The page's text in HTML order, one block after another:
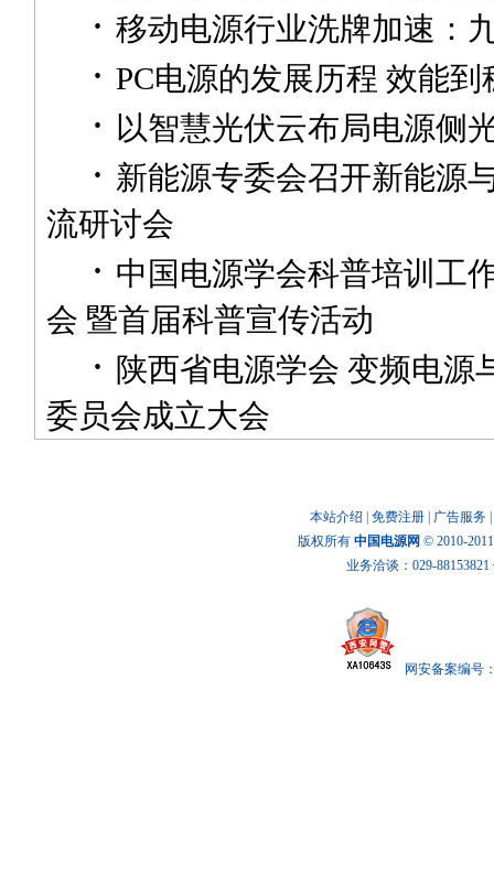
· 移动电源行业洗牌加速：
· PC电源的发展历程 效能到
· 以智慧光伏云布局电源侧
· 新能源专委会召开新能源
流研讨会
· 中国电源学会科普培训工
会 暨首届科普宣传活动
· 陕西省电源学会 变频电源
委员会成立大会
本站介绍 免费注册 广告服务
版权所有 中国电源网 © 2010-
业务洽谈：029-
网安备案编号